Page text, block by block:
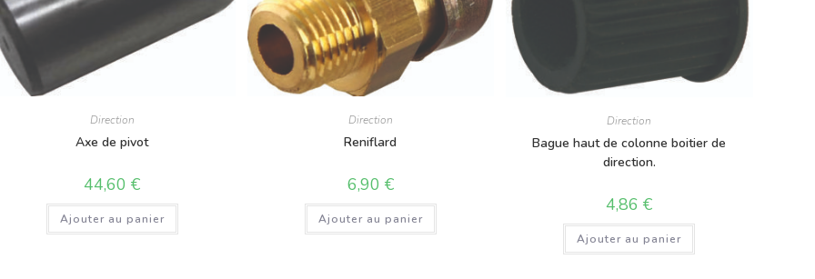
Direction
Axe de pivot
44,60€
Ajouter au panier
Direction
Reniflard
6,90 €
Ajouter au panier
Direction
Bague haut de colonne boitier de
direction.
4,86€
Ajouter au panier